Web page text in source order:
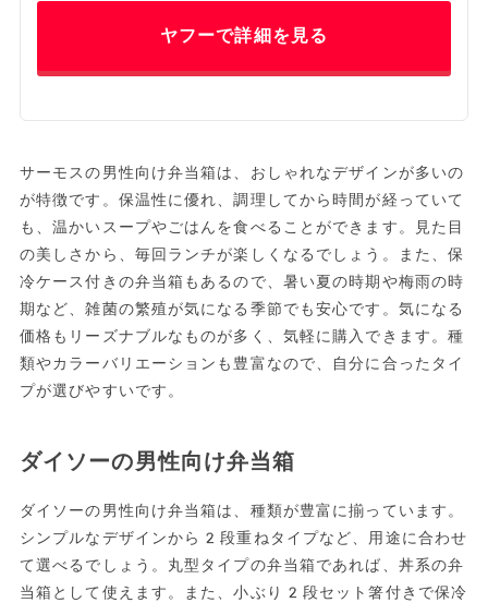
ヤフーで詳細を見る
サーモスの男性向け弁当箱は、おしゃれなデザインが多いの
が特徴です。保温性に優れ、調理してから時間が経っていて
も、温かいスープやごはんを食べることができます。見た目
の美しさから、毎回ランチが楽しくなるでしょう。また、保
冷ケース付きの弁当箱もあるので、暑い夏の時期や梅雨の時
期など、雑菌の繁殖が気になる季節でも安心です。気になる
価格もリーズナブルなものが多く、気軽に購入できます。種
類やカラーバリエーションも豊富なので、自分に合ったタイ
プが選びやすいです。
ダイソーの男性向け弁当箱
ダイソーの男性向け弁当箱は、種類が豊富に揃っています。
シンプルなデザインから2段重ねタイプなど、用途に合わせ
て選べるでしょう。丸型タイプの弁当箱であれば、丼系の弁
当箱として使えます。また、小ぶり2段セット箸付きで保冷